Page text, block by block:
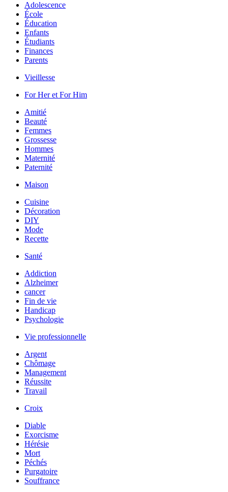
Adolescence
École
Éducation
Enfants
Étudiants
Finances
Parents
Vieillesse
For Her et For Him
Amitié
Beauté
Femmes
Grossesse
Hommes
Maternité
Paternité
Maison
Cuisine
Décoration
DIY
Mode
Recette
Santé
Addiction
Alzheimer
cancer
Fin de vie
Handicap
Psychologie
Vie professionnelle
Argent
Chômage
Management
Réussite
Travail
Croix
Diable
Exorcisme
Hérésie
Mort
Péchés
Purgatoire
Souffrance